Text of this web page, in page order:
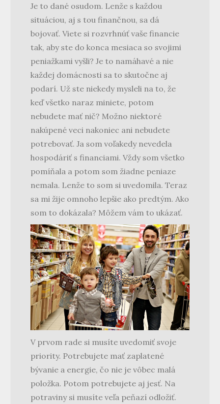
Je to dané osudom. Lenže s každou
situáciou, aj s tou finančnou, sa dá
bojovať. Viete si rozvrhnúť vaše financie
tak, aby ste do konca mesiaca so svojimi
peniažkami vyšli? Je to namáhavé a nie
každej domácnosti sa to skutočne aj
podarí. Už ste niekedy mysleli na to, že
keď všetko naraz miniete, potom
nebudete mať nič? Možno niektoré
nakúpené veci nakoniec ani nebudete
potrebovať. Ja som voľakedy nevedela
hospodáriť s financiami. Vždy som všetko
pomíňala a potom som žiadne peniaze
nemala. Lenže to som si uvedomila. Teraz
sa mi žije omnoho lepšie ako predtým. Ako
som to dokázala? Môžem vám to ukázať.
V prvom rade si musíte uvedomiť svoje
priority. Potrebujete mať zaplatené
bývanie a energie, čo nie je vôbec malá
položka. Potom potrebujete aj jesť. Na
potraviny si musíte veľa peňazí odložiť.